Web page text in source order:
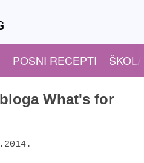
POSNI RECEPTI
What's for